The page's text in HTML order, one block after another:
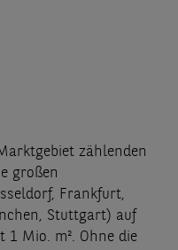
zählenden
großen
Frankfurt,
Stuttgart) auf
1 Mio. m². Ohne die